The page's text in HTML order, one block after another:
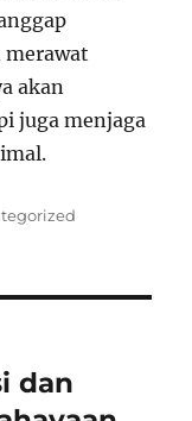
akan
juga menjaga
dan